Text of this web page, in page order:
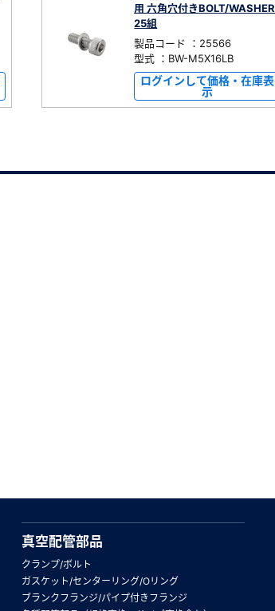
用 六角穴付きBOLT/WASHER
25組
製品コード ：25566
型式 ：BW-M5X16LB
ログインして価格・在庫表
示
真空配管部品
クランプ/ボルト
ガスケット/センターリング/Oリング
ブランクフランジ/パイプ付きフランジ